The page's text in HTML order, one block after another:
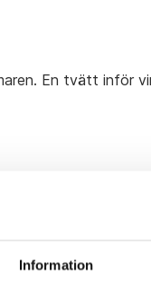
Information
En tvätt inför
eller
kärlen.